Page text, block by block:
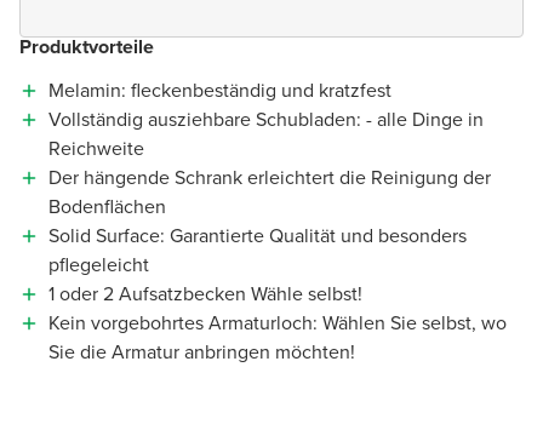
Produktvorteile
Melamin: fleckenbeständig und kratzfest
Vollständig ausziehbare Schubladen: - alle Dinge in
Reichweite
Der hängende Schrank erleichtert die Reinigung der
Bodenflächen
Solid Surface: Garantierte Qualität und besonders
pflegeleicht
1 oder 2 Aufsatzbecken Wähle selbst!
Kein vorgebohrtes Armaturloch: Wählen Sie selbst, wo
Sie die Armatur anbringen möchten!